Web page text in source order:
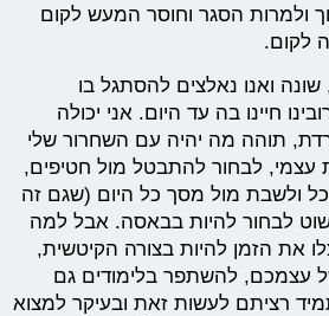
ולמרות הסגר וחוסר המעש לקום
לקום.
ואנו נאלצים להסתגל בו
חיינו בה עד היום. אני יכולה
תוהה מה יהיה עם השחרור שלי
עצמי, לבחור להתבטל מול חטיפים,
ולשבת מול מסך כל היום (שגם זה
לבחור להיות בבאסה. אבל למה
את הזמן להיות בצורה הקיטשית,
עצמכם, להשתפר בלימודים גם
רציתם לעשות זאת ובעיקר למצוא